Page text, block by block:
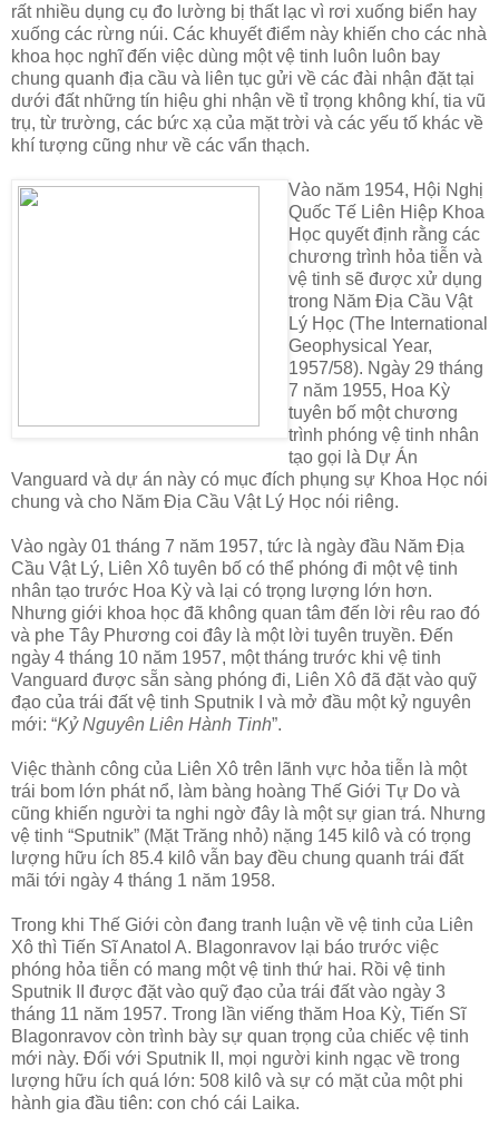
rất nhiều dụng cụ đo lường bị thất lạc vì rơi xuống biển hay
xuống các rừng núi. Các khuyết điểm này khiến cho các nhà
khoa học nghĩ đến việc dùng một vệ tinh luôn luôn bay
chung quanh địa cầu và liên tục gửi về các đài nhận đặt tại
dưới đất những tín hiệu ghi nhận về tỉ trọng không khí, tia vũ
trụ, từ trường, các bức xạ của mặt trời và các yếu tố khác về
khí tượng cũng như về các vẩn thạch.
Vào năm 1954, Hội Nghị
Quốc Tế Liên Hiệp Khoa
Học quyết định rằng các
chương trình hỏa tiễn và
vệ tinh sẽ được xử dụng
trong Năm Địa Cầu Vật
Lý Học (The International
Geophysical Year,
1957/58). Ngày 29 tháng
7 năm 1955, Hoa Kỳ
tuyên bố một chương
trình phóng vệ tinh nhân
tạo gọi là Dự Án
Vanguard và dự án này có mục đích phụng sự Khoa Học nói
chung và cho Năm Địa Cầu Vật Lý Học nói riêng.
Vào ngày 01 tháng 7 năm 1957, tức là ngày đầu Năm Địa
Cầu Vật Lý, Liên Xô tuyên bố có thể phóng đi một vệ tinh
nhân tạo trước Hoa Kỳ và lại có trọng lượng lớn hơn.
Nhưng giới khoa học đã không quan tâm đến lời rêu rao đó
và phe Tây Phương coi đây là một lời tuyên truyền. Đến
ngày 4 tháng 10 năm 1957, một tháng trước khi vệ tinh
Vanguard được sẵn sàng phóng đi, Liên Xô đã đặt vào quỹ
đạo của trái đất vệ tinh Sputnik I và mở đầu một kỷ nguyên
mới: “Kỷ Nguyên Liên Hành Tinh”.
Việc thành công của Liên Xô trên lãnh vực hỏa tiễn là một
trái bom lớn phát nổ, làm bàng hoàng Thế Giới Tự Do và
cũng khiến người ta nghi ngờ đây là một sự gian trá. Nhưng
vệ tinh “Sputnik” (Mặt Trăng nhỏ) nặng 145 kilô và có trọng
lượng hữu ích 85.4 kilô vẫn bay đều chung quanh trái đất
mãi tới ngày 4 tháng 1 năm 1958.
Trong khi Thế Giới còn đang tranh luận về vệ tinh của Liên
Xô thì Tiến Sĩ Anatol A. Blagonravov lại báo trước việc
phóng hỏa tiễn có mang một vệ tinh thứ hai. Rồi vệ tinh
Sputnik II được đặt vào quỹ đạo của trái đất vào ngày 3
tháng 11 năm 1957. Trong lần viếng thăm Hoa Kỳ, Tiến Sĩ
Blagonravov còn trình bày sự quan trọng của chiếc vệ tinh
mới này. Đối với Sputnik II, mọi người kinh ngạc về trong
lượng hữu ích quá lớn: 508 kilô và sự có mặt của một phi
hành gia đầu tiên: con chó cái Laika.